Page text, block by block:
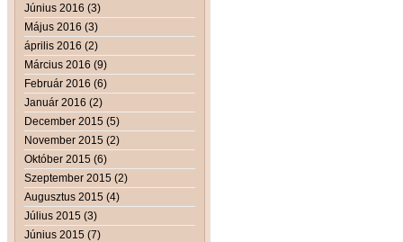
Június 2016 (3)
Május 2016 (3)
április 2016 (2)
Március 2016 (9)
Február 2016 (6)
Január 2016 (2)
December 2015 (5)
November 2015 (2)
Október 2015 (6)
Szeptember 2015 (2)
Augusztus 2015 (4)
Július 2015 (3)
Június 2015 (7)